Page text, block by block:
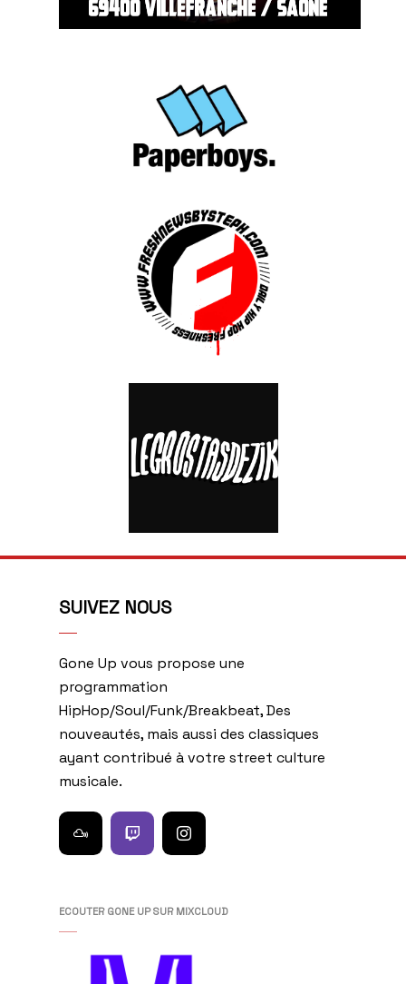
SUIVEZ NOUS
Gone Up vous propose une
programmation
HipHop/Soul/Funk/Breakbeat, Des
nouveautés, mais aussi des classiques
ayant contribué à votre street culture
musicale.
ECOUTER GONE UP SUR MIXCLOUD